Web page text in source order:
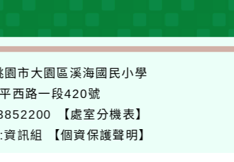
園市大園區溪海國民小學
西路一段420號
【處室分機表】
訊組 【個資保護聲明】